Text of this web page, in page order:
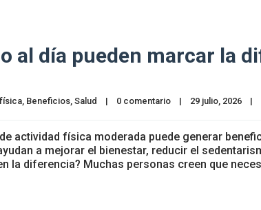
al día pueden marcar la
, Beneficios, Salud | 0 comentario | 29 julio, 2026 |
actividad física moderada puede generar
a mejorar el bienestar, reducir el
la diferencia? Muchas personas creen que